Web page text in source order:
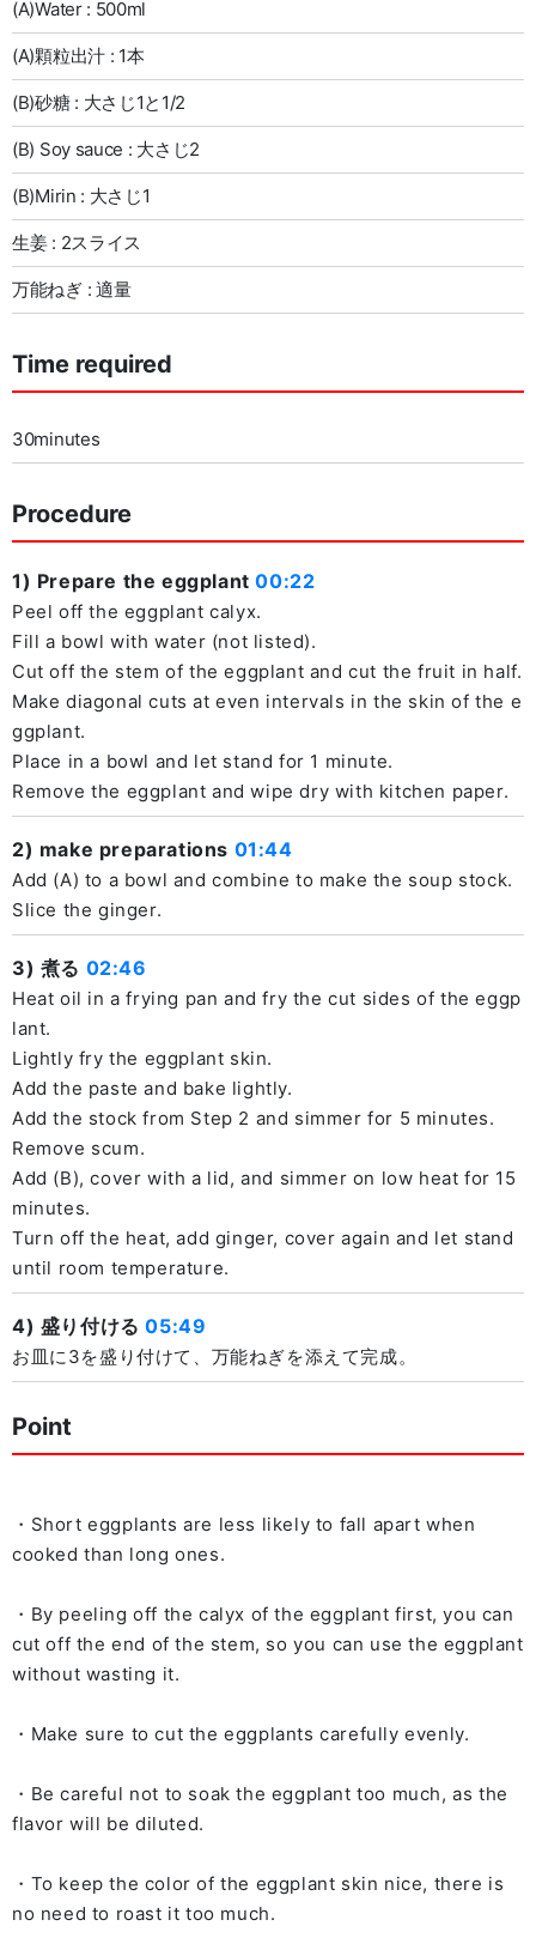
(A)Water : 500ml
(A)顆粒出汁 : 1本
(B)砂糖 : 大さじ1と1/2
(B) Soy sauce : 大さじ2
(B)Mirin : 大さじ1
生姜 : 2スライス
万能ねぎ : 適量
Time required
30minutes
Procedure
1) Prepare the eggplant00:22
Peel off the eggplant calyx.
Fill a bowl with water (not listed).
Cut off the stem of the eggplant and cut the fruit in half.
Make diagonal cuts at even intervals in the skin of the e
ggplant.
Place in a bowl and let stand for 1 minute.
Remove the eggplant and wipe dry with kitchen paper.
2) make preparations 01:44
Add (A) to a bowl and combine to make the soup stock.
Slice the ginger.
3) 煮る 02:46
Heat oil in a frying pan and fry the cut sides of the eggp
lant.
Lightly fry the eggplant skin.
Add the paste and bake lightly.
Add the stock from Step 2 and simmer for 5 minutes.
Remove scum.
Add (B), cover with a lid, and simmer on low heat for 15
minutes.
Turn off the heat, add ginger, cover again and let stand
until room temperature.
4) 盛り付ける05:49
お皿に3を盛り付けて、万能ねぎを添えて完成。
Point
・Short eggplants are less likely to fall apart when
cooked than long ones.
・By peeling off the calyx of the eggplant first, you can
cut off the end of the stem, so you can use the eggplant
without wasting it.
・Make sure to cut the eggplants carefully evenly.
・Be careful not to soak the eggplant too much, as the
flavor will be diluted.
・To keep the color of the eggplant skin nice, there is
no need to roast it too much.